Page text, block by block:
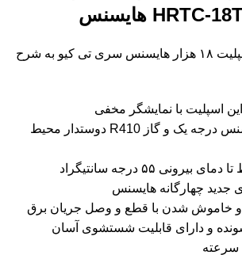
HRTC- هایسنس
برخی از مشخصات اسپلیت ۱۸ هزار هایسنس سری تی کیو به شرح
اسپلیت با نمایشگر مخفی
کمپرسور روتاری هایسنس درجه یک و گاز R410 دوستدار محیط
۵۵ درجه سانتیگراد
جدید چهارگانه هایسنس
و خاموش شدن با قطع و وصل جریان برق
و دارای قابلیت شستشوی آسان
سرعته